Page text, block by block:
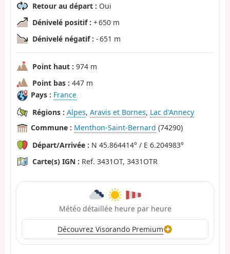
Retour au départ : Oui
Dénivelé positif : + 650 m
Dénivelé négatif : - 651 m
Point haut : 974 m
Point bas : 447 m
Pays : France
Régions : Alpes, Aravis et Bornes, Lac d'Annecy
Commune : Menthon-Saint-Bernard (74290)
Départ/Arrivée : N 45.864414° / E 6.204983°
Carte(s) IGN : Ref. 3431OT, 3431OTR
Météo détaillée heure par heure
Découvrez Visorando Premium